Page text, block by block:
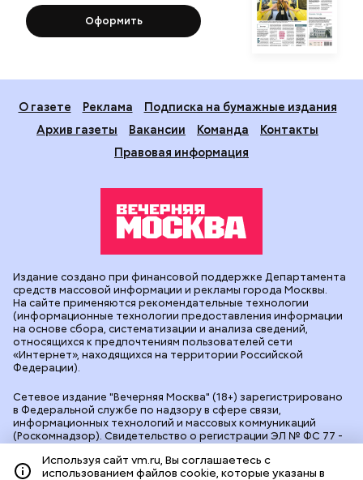
Оформить
О газете Реклама
Подписка на бумажные издания
Архив газеты
Вакансии Команда
Контакты
Правовая информация
Сетевое издание "Вечерняя Москва" (18+) зарегистрировано
в Федеральной службе по надзору в сфере связи,
информационных технологий и массовых коммуникаций
(Роскомнадзор). Свидетельство о регистрации ЭЛ № ФС 77 -
"Вечерняя Москва". Главный редакторvm.ru: Александр
Геннадьевич Глуходедов. Адрес редакции: 127015, г.Москва,
Издание создано при финансовой поддержке Департамента
средств массовой информации и рекламы города Москвы.
На сайте применяются рекомендательные технологии
(информационные технологии предоставления информации
на основе сбора, систематизации и анализа сведений,
относящихся к предпочтениям пользователей сети
«Интернет», находящихся на территории Российской
Федерации).
Используя сайт vm.ru, Вы соглашаетесь с
использованием файлов cookie, которые указаны в